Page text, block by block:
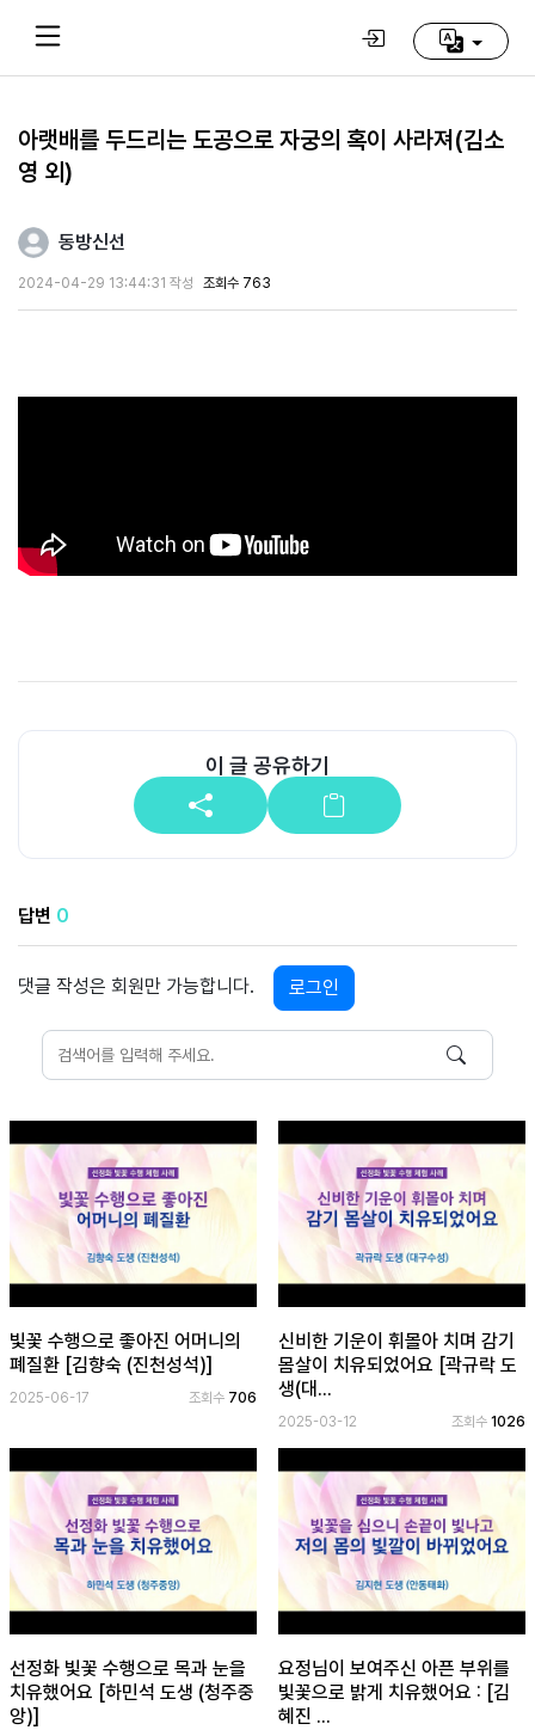
Home
동
방
멤
게
시
판
모
아
보
로
그
인
하
(current)
아랫배를 두드리는 도공으로 자궁의 혹이 사라져(김소
영 외)
동방신선
2024-04-29 13:44:31 작성 조회수 763
이 글 공유하기
답변 0
댓글 작성은 회원만 가능합니다. 로그인
빛꽃 수행으로 좋아진 어머니의
폐질환 [김향숙 (진천성석)]
2025-06-17 조회수 706
신비한 기운이 휘몰아 치며 감기
몸살이 치유되었어요 [곽규락 도
생(대...
2025-03-12 조회수 1026
선정화 빛꽃 수행으로 목과 눈을
치유했어요 [하민석 도생 (청주중
앙)]
요정님이 보여주신 아픈 부위를
빛꽃으로 밝게 치유했어요 : [김
혜진 ...